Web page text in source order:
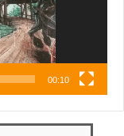
00:10